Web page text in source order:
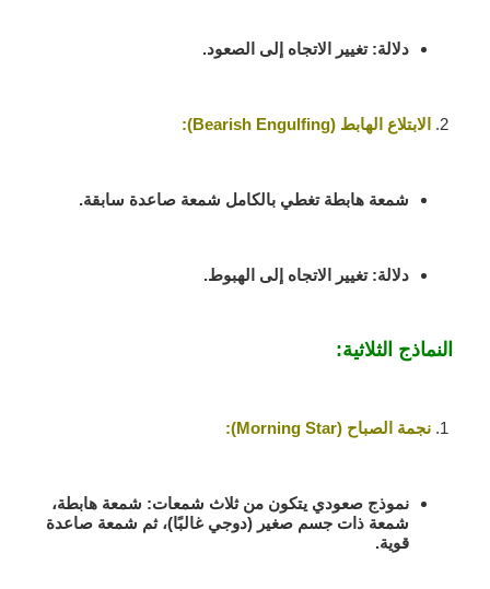
دلالة: تغيير الاتجاه إلى الصعود.
الابتلاع الهابط (Bearish Engulfing) :
شمعة هابطة تغطي بالكامل شمعة صاعدة سابقة.
دلالة: تغيير الاتجاه إلى الهبوط.
النماذج الثلاثية:
نجمة الصباح (Morning Star) :
نموذج صعودي يتكون من ثلاث شمعات: شمعة هابطة،
شمعة ذات جسم صغير (دوجي غالبًا)، ثم شمعة صاعدة
قوية.